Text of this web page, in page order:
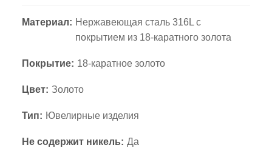
Материал: Нержавеющая сталь 316L с
покрытием из 18-каратного золота
Покрытие: 18-каратное золото
Цвет: Золото
Тип: Ювелирные изделия
Не содержит никель: Да